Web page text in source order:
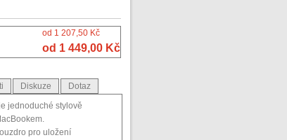
od 1 207,50 Kč
od 1 449,00 Kč
Diskuze
Dotaz
jednoduché stylově
pro uložení